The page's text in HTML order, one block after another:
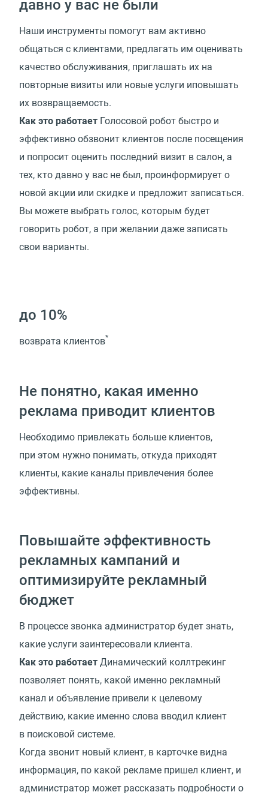
давно у вас не были
Наши инструменты помогут вам активно
общаться с клиентами, предлагать им оценивать
качество обслуживания, приглашать их на
повторные визиты или новые услуги иповышать
их возвращаемость.
Как это работает Голосовой робот быстро и
эффективно обзвонит клиентов после посещения
и попросит оценить последний визит в салон, а
тех, кто давно у вас не был, проинформирует о
новой акции или скидке и предложит записаться.
Вы можете выбрать голос, которым будет
говорить робот, а при желании даже записать
свои варианты.
до 10%
возврата клиентов*
Не понятно, какая именно
реклама приводит клиентов
Необходимо привлекать больше клиентов,
при этом нужно понимать, откуда приходят
клиенты, какие каналы привлечения более
эффективны.
Повышайте эффективность
рекламных кампаний и
оптимизируйте рекламный
бюджет
В процессе звонка администратор будет знать,
какие услуги заинтересовали клиента.
Как это работает Динамический коллтрекинг
позволяет понять, какой именно рекламный
канал и объявление привели к целевому
действию, какие именно слова вводил клиент
в поисковой системе.
Когда звонит новый клиент, в карточке видна
информация, по какой рекламе пришел клиент, и
администратор может рассказать подробности о